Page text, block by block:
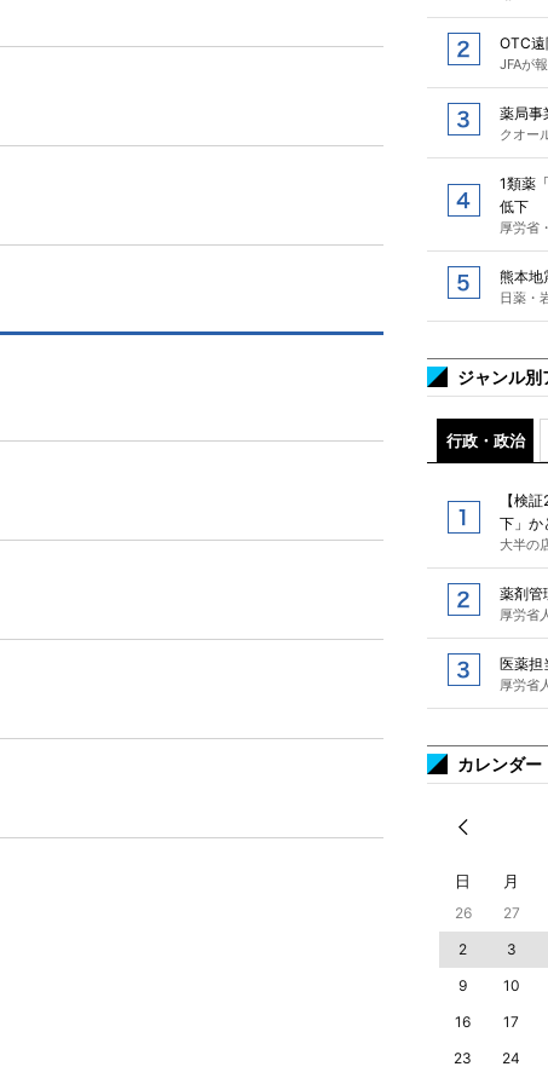
OTC遠
JFAが
薬局事
クオー
1類薬
低下
厚労省
熊本地
日薬・
ジャンル別
行政・政治
【検
下」か
大半の
薬剤管
厚労省
医薬担
厚労省
カレンダー
日 月
26 27
2
3
9
10
16
17
23
24